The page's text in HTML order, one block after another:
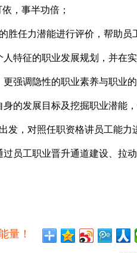
，事半功倍；
胜任力潜能进行评价，帮助
特征的职业发展规划，并在
强调隐性的职业素养与职业
的发展目标及挖掘职业潜能
发，对照任职资格讲员工能
过员工职业晋升通道建设、拉
量！